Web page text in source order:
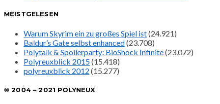
MEISTGELESEN
Warum Skyrim ein zu großes Spiel ist(24.921)
Baldur’s Gate selbst enhanced(23.708)
Polytalk & Spoilerparty: BioShock Infinite(23.072)
Polyreuxblick 2015(15.418)
polyreuxblick 2012 (15.277)
© 2004 – 2021 POLYNEUX